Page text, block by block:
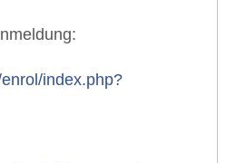
index.php?